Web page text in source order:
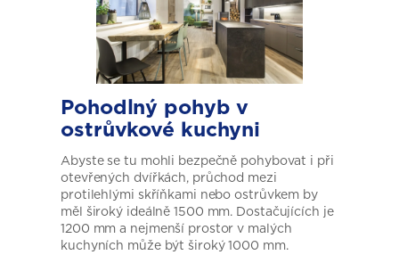
Pohodlný pohyb v
ostrůvkové kuchyni
Abyste se tu mohli bezpečně pohybovat i při
otevřených dvířkách, průchod mezi
protilehlými skříňkami nebo ostrůvkem by
měl široký ideálně 1500 mm. Dostačujících je
1200 mm a nejmenší prostor v malých
kuchyních může být široký 1000 mm.